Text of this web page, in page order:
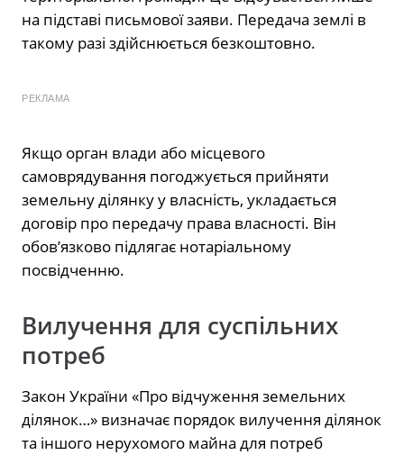
на підставі письмової заяви. Передача землі в
такому разі здійснюється безкоштовно.
РЕКЛАМА
Якщо орган влади або місцевого
самоврядування погоджується прийняти
земельну ділянку у власність, укладається
договір про передачу права власності. Він
обов’язково підлягає нотаріальному
посвідченню.
Вилучення для суспільних
потреб
Закон України «Про відчуження земельних
ділянок…» визначає порядок вилучення ділянок
та іншого нерухомого майна для потреб